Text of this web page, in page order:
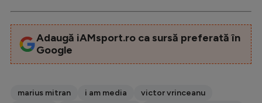
Adaugă iAMsport.ro ca sursă preferată în
Google
marius mitran i am media
victor vrinceanu